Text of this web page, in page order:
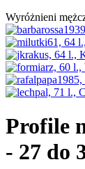
Wyróżnieni
Profile
- 27 do